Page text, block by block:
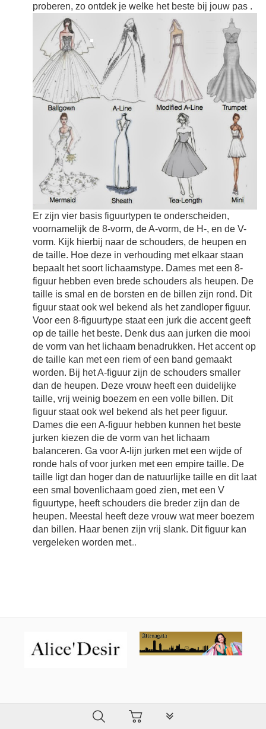
proberen, zo ontdek je welke het beste bij jouw pas .
Er zijn vier basis figuurtypen te onderscheiden,
voornamelijk de 8-vorm, de A-vorm, de H-, en de V-
vorm. Kijk hierbij naar de schouders, de heupen en
de taille. Hoe deze in verhouding met elkaar staan
bepaalt het soort lichaamstype. Dames met een 8-
figuur hebben even brede schouders als heupen. De
taille is smal en de borsten en de billen zijn rond. Dit
figuur staat ook wel bekend als het zandloper figuur.
Voor een 8-figuurtype staat een jurk die accent geeft
op de taille het beste. Denk dus aan jurken die mooi
de vorm van het lichaam benadrukken. Het accent op
de taille kan met een riem of een band gemaakt
worden. Bij het A-figuur zijn de schouders smaller
dan de heupen. Deze vrouw heeft een duidelijke
taille, vrij weinig boezem en een volle billen. Dit
figuur staat ook wel bekend als het peer figuur.
Dames die een A-figuur hebben kunnen het beste
jurken kiezen die de vorm van het lichaam
balanceren. Ga voor A-lijn jurken met een wijde of
ronde hals of voor jurken met een empire taille. De
taille ligt dan hoger dan de natuurlijke taille en dit laat
een smal bovenlichaam goed zien, met een V
figuurtype, heeft schouders die breder zijn dan de
heupen. Meestal heeft deze vrouw wat meer boezem
dan billen. Haar benen zijn vrij slank. Dit figuur kan
vergeleken worden met...